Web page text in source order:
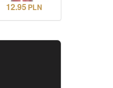
12.95 PLN